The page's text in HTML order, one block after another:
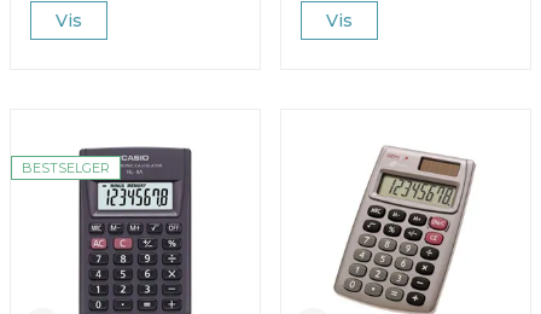
Vis Vis
BESTSELGER